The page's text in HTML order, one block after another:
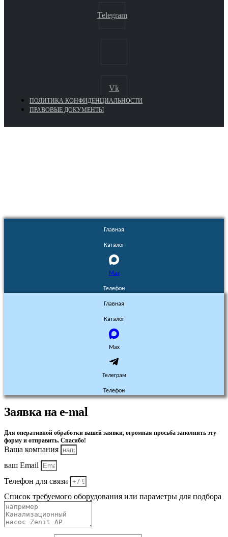
Telegram
Vk
ПОЛИТИКА КОНФИДЕНЦИАЛЬНОСТИ
ПРАВОВЫЕ ДОКУМЕНТЫ
Главная
Каталог
Max
Телефон
Главная
Каталог
Max
Телеграм
Телефон
Заявка на e-mal
Для оперативной обработки вашей заявки, огромная просьба заполнить эту
форму и отправить. Спасибо!
Ваша компания
ваш Email
Телефон для связи
Список требуемого оборудования или параметры для подбора